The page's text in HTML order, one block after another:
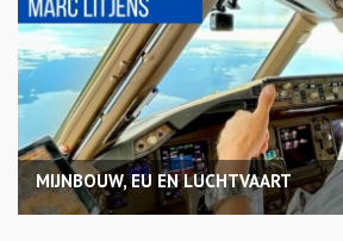
MIJNBOUW, EU EN LUCHTVAART